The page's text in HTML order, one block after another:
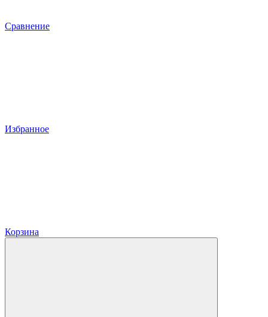
Сравнение
Избранное
Корзина